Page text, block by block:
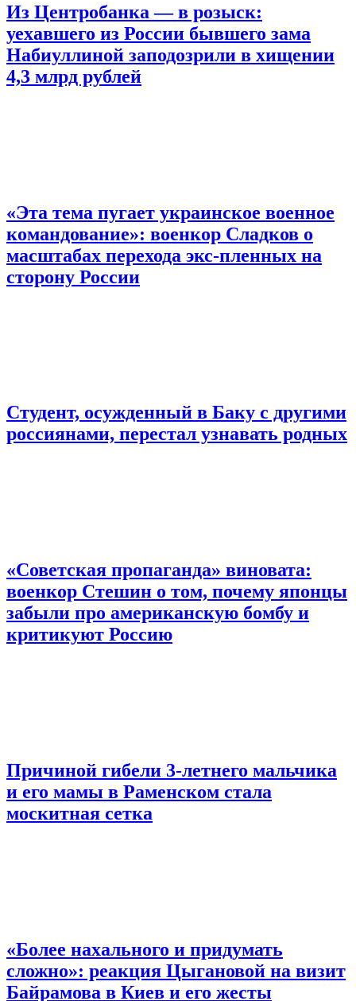
Из Центробанка — в розыск:
уехавшего из России бывшего зама
Набиуллиной заподозрили в хищении
4,3 млрд рублей
«Эта тема пугает украинское военное
командование»: военкор Сладков о
масштабах перехода экс-пленных на
сторону России
Студент, осужденный в Баку с другими
россиянами, перестал узнавать родных
«Советская пропаганда» виновата:
военкор Стешин о том, почему японцы
забыли про американскую бомбу и
критикуют Россию
Причиной гибели 3-летнего мальчика
и его мамы в Раменском стала
москитная сетка
«Более нахального и придумать
сложно»: реакция Цыгановой на визит
Байрамова в Киев и его жесты